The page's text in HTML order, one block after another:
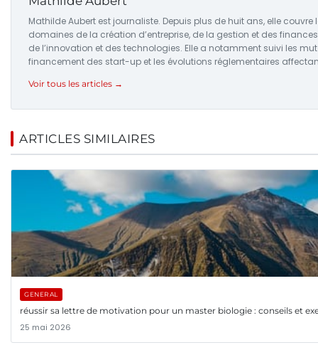
Mathilde Aubert est journaliste. Depuis plus de huit ans, elle couvre
domaines de la création d’entreprise, de la gestion et des
de l’innovation et des technologies. Elle a notamment suivi les
financement des start-up et les évolutions réglementaires affectant
Voir tous les articles →
ARTICLES SIMILAIRES
GENERAL
réussir sa lettre de motivation pour un master biologie : conseils et
25 mai 2026